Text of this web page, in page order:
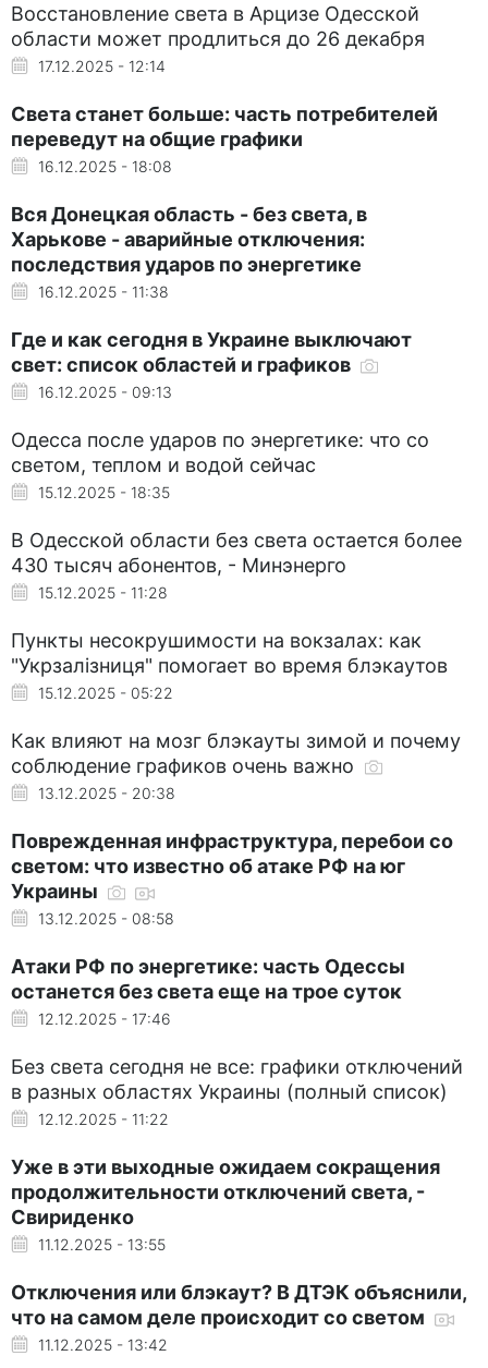
Восстановление света в Арцизе Одесской
области может продлиться до 26 декабря
17.12.2025 - 12:14
Света станет больше: часть потребителей
переведут на общие графики
16.12.2025 - 18:08
Вся Донецкая область - без света, в
Харькове - аварийные отключения:
последствия ударов по энергетике
16.12.2025 - 11:38
Где и как сегодня в Украине выключают
свет: список областей и графиков
16.12.2025 - 09:13
Одесса после ударов по энергетике: что со
светом, теплом и водой сейчас
15.12.2025 - 18:35
В Одесской области без света остается более
430 тысяч абонентов, - Минэнерго
15.12.2025 - 11:28
Пункты несокрушимости на вокзалах: как
"Укрзалізниця" помогает во время блэкаутов
15.12.2025 - 05:22
Как влияют на мозг блэкауты зимой и почему
соблюдение графиков очень важно
13.12.2025 - 20:38
Поврежденная инфраструктура, перебои со
светом: что известно об атаке РФ на юг
Украины
13.12.2025 - 08:58
Атаки РФ по энергетике: часть Одессы
останется без света еще на трое суток
12.12.2025 - 17:46
Без света сегодня не все: графики отключений
в разных областях Украины (полный список)
12.12.2025 - 11:22
Уже в эти выходные ожидаем сокращения
продолжительности отключений света, -
Свириденко
11.12.2025 - 13:55
Отключения или блэкаут? В ДТЭК объяснили,
что на самом деле происходит со светом
11.12.2025 - 13:42